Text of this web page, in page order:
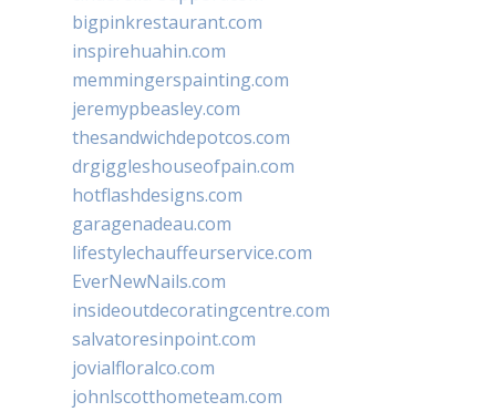
bigpinkrestaurant.com
inspirehuahin.com
memmingerspainting.com
jeremypbeasley.com
thesandwichdepotcos.com
drgiggleshouseofpain.com
hotflashdesigns.com
garagenadeau.com
lifestylechauffeurservice.com
EverNewNails.com
insideoutdecoratingcentre.com
salvatoresinpoint.com
jovialfloralco.com
johnlscotthometeam.com